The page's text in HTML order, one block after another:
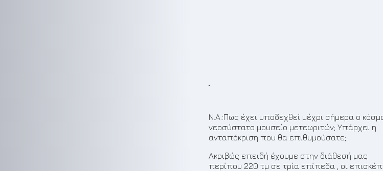
Ακριβώς επειδή έχουμε στην διάθεσή μας
περίπου 220 τμ σε τρία επίπεδα , οι
Ν.Α.:Πως έχει υποδεχθεί μέχρι σήμερα ο
νεοσύστατο μουσείο μετεωριτών; Υπάρχει η
ανταπόκριση που θα επιθυμούσατε;